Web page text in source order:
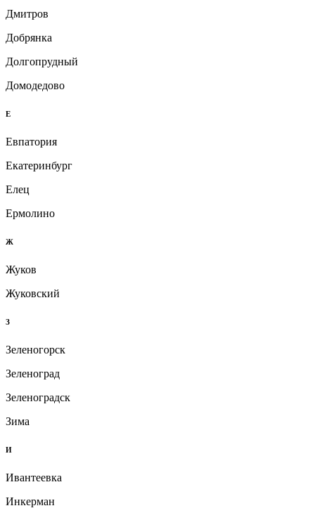
Дмитров
Добрянка
Долгопрудный
Домодедово
Е
Евпатория
Екатеринбург
Елец
Ермолино
Ж
Жуков
Жуковский
З
Зеленогорск
Зеленоград
Зеленоградск
Зима
И
Ивантеевка
Инкерман